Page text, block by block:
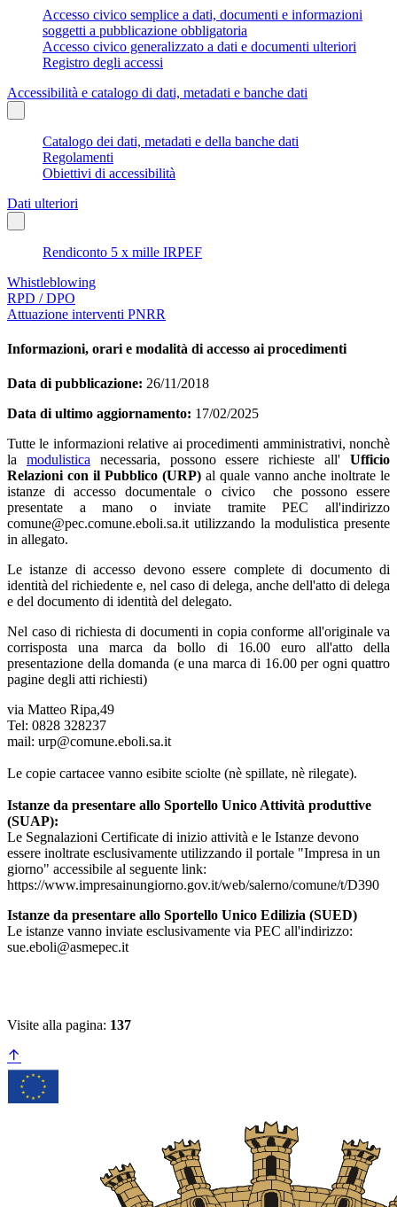
Accesso civico semplice a dati, documenti e informazioni
soggetti a pubblicazione obbligatoria
Accesso civico generalizzato a dati e documenti ulteriori
Registro degli accessi
Accessibilità e catalogo di dati, metadati e banche dati
Catalogo dei dati, metadati e della banche dati
Regolamenti
Obiettivi di accessibilità
Dati ulteriori
Rendiconto 5 x mille IRPEF
Whistleblowing
RPD / DPO
Attuazione interventi PNRR
Informazioni, orari e modalità di accesso ai procedimenti
Data di pubblicazione: 26/11/2018
Data di ultimo aggiornamento: 17/02/2025
Tutte le informazioni relative ai procedimenti amministrativi, nonchè
la modulistica necessaria, possono essere richieste all'Ufficio
Relazioni con il Pubblico (URP) al quale vanno anche inoltrate le
istanze di accesso documentale o civico che possono essere
presentate a mano o inviate tramite PEC all'indirizzo
comune@pec.comune.eboli.sa.it utilizzando la modulistica presente
in allegato.
Le istanze di accesso devono essere complete di documento di
identità del richiedente e, nel caso di delega, anche dell'atto di delega
e del documento di identità del delegato.
Nel caso di richiesta di documenti in copia conforme all'originale va
corrisposta una marca da bollo di 16.00 euro all'atto della
presentazione della domanda (e una marca di 16.00 per ogni quattro
pagine degli atti richiesti)
via Matteo Ripa,49
Tel: 0828 328237
mail: urp@comune.eboli.sa.it
Le copie cartacee vanno esibite sciolte (nè spillate, nè rilegate).
Istanze da presentare allo Sportello Unico Attività produttive
(SUAP):
Le Segnalazioni Certificate di inizio attività e le Istanze devono
essere inoltrate esclusivamente utilizzando il portale "Impresa in un
giorno" accessibile al seguente link:
https://www.impresainungiorno.gov.it/web/salerno/comune/t/D390
Istanze da presentare allo Sportello Unico Edilizia (SUED)
Le istanze vanno inviate esclusivamente via PEC all'indirizzo:
sue.eboli@asmepec.it
Visite alla pagina: 137